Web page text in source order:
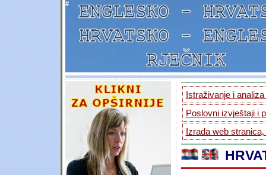
#
Istraživanje i
Poslovni izvještaji i
Izrada web